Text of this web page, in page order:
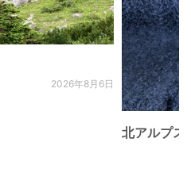
2026年8月6日
北アルプ